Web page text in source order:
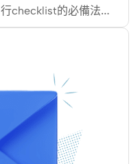
——跳傘、潛水、坐熱
氣球等活動，都要係出
家分析各大旅遊保險有
關高危活動的保障條
款，教你睇清條款、揀
啱保險、出事後懂得索
償，助你選購合適的旅
行checklist的必備法
寶。無論你飛長短途，
品，所以有張執行李手
提行李清單，逐項對照
放入行李就不怕遺漏
啦。輕鬆出遊，無難
度。